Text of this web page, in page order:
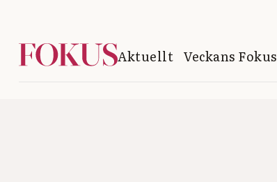
Aktuellt Veckans Fokus